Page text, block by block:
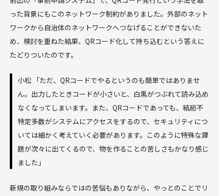
った背景にもこのネットワーク制約がありました。外部のネット
ワークから自治体のネットワークへつなげることができないた
め、検討を重ねた結果、QRコード化して持ち込むという答えに
たどりついたのです。
小松 「ただ、QRコードでやるというのも簡単ではありませ
ん。出力したときコードが小さいと、白黒がつぶれて読み込め
なくなってしまいます。また、QRコードであっても、結局不
特定多数がシステムにアクセスをするので、セキュリティにつ
いては細かく考えていく必要があります。このように特殊な課
題が次々に出てくるので、物を作ることの苦しさもかなり感じ
ました」
新規の取り組みならではの苦悩もありながら、やっとのことでリ